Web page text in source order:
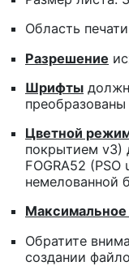
Область
Разрешение
Шрифты
Цветной
покрытием v3)
FOGRA52
немелованной
Максимальное
Обратите
создании